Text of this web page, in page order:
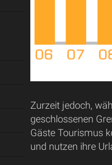
Zurzeit jedoch,
geschlossenen
Gäste Tourismus
und nutzen ihre